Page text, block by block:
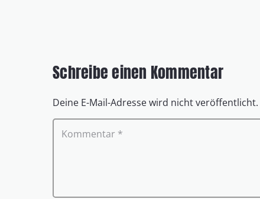
Schreibe einen Kommentar
Deine E-Mail-Adresse wird nicht veröffentlicht.